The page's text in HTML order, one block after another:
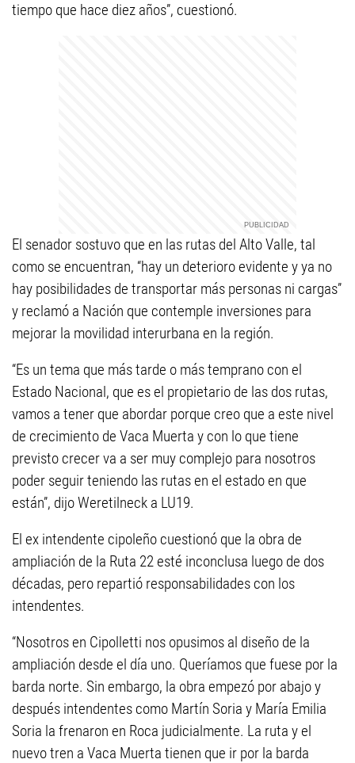
tiempo que hace diez años”, cuestionó.
El senador sostuvo que en las rutas del Alto Valle, tal
como se encuentran, “hay un deterioro evidente y ya no
hay posibilidades de transportar más personas ni cargas”
y reclamó a Nación que contemple inversiones para
mejorar la movilidad interurbana en la región.
“Es un tema que más tarde o más temprano con el
Estado Nacional, que es el propietario de las dos rutas,
vamos a tener que abordar porque creo que a este nivel
de crecimiento de Vaca Muerta y con lo que tiene
previsto crecer va a ser muy complejo para nosotros
poder seguir teniendo las rutas en el estado en que
están”, dijo Weretilneck a LU19.
El ex intendente cipoleño cuestionó que la obra de
ampliación de la Ruta 22 esté inconclusa luego de dos
décadas, pero repartió responsabilidades con los
intendentes.
“Nosotros en Cipolletti nos opusimos al diseño de la
ampliación desde el día uno. Queríamos que fuese por la
barda norte. Sin embargo, la obra empezó por abajo y
después intendentes como Martín Soria y María Emilia
Soria la frenaron en Roca judicialmente. La ruta y el
nuevo tren a Vaca Muerta tienen que ir por la barda